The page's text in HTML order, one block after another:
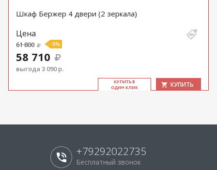
Шкаф Бержер 4 двери (2 зеркала)
Цена
61 800 -5%
58 710
выгода 3 090 р.
КУ­ПИТЬ В
ОДИН КЛИК
КУПИТЬ
+79292022735
Бесплатный звонок